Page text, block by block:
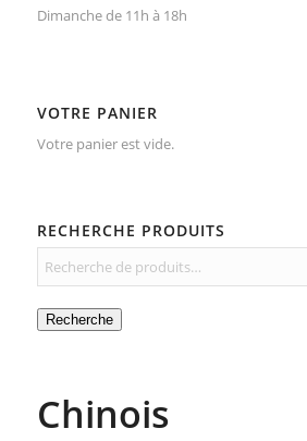
Dimanche de 11h à 18h
VOTRE PANIER
Votre panier est vide.
RECHERCHE PRODUITS
Recherche
Chinois